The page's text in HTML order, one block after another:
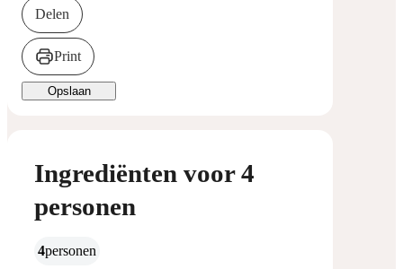
Delen
Print
Opslaan
Ingrediënten voor 4
personen
4 personen